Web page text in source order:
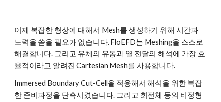
이제 복잡한 형상에 대해서 Mesh를 생성하기 위해 시간과
노력을 쏟을 필요가 없습니다. FloEFD는 Meshing을 스스로
해결합니다. 그리고 유체의 유동과 열 전달의 해석에 가장 효
율적이라고 알려진 Cartesian Mesh를 사용합니다.
Immersed Boundary Cut-Cell을 적용해서 해석을 위한 복잡
한 준비과정을 단축시켰습니다. 그리고 회전체 등의 비정형